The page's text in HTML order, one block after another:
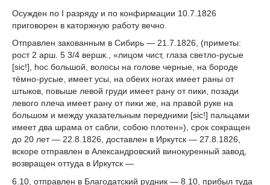
Осужден по I разряду и по конфирмации 10.7.1826
приговорен в каторжную работу вечно.
Отправлен закованным в Сибирь — 21.7.1826, (приметы:
рост 2 арш. 5 3/4 вершк., «лицом чист, глаза светло-русые
[sic!], hoc большой, волосы на голове черные, на бороде
тёмно-русые, имеет усы, на обеих ногах имеет раны от
штыков, повыше левой груди имеет рану от пики, позади
левого плеча имеет рану от пики же, на правой руке на
большом и между указательным передними [sic!] пальцами
имеет два шрама от сабли, собою плотен»), срок сокращен
до 20 лет — 22.8.1826, доставлен в Иркутск — 27.8.1826,
вскоре отправлен в Александровский винокуренный завод,
возвращен оттуда в Иркутск —
6.10, отправлен в Благодатский рудник — 8.10, прибыл туда